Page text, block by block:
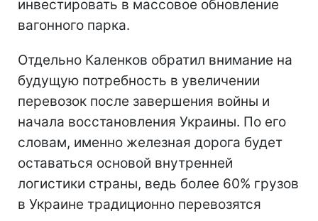
инвестировать в массовое обновление
вагонного парка.
Отдельно Каленков обратил внимание на
будущую потребность в увеличении
перевозок после завершения войны и
начала восстановления Украины. По его
словам, именно железная дорога будет
оставаться основой внутренней
логистики страны, ведь более 60% грузов
в Украине традиционно перевозятся